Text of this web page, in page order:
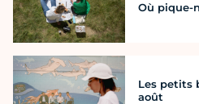
Où pique-
Les petits
août